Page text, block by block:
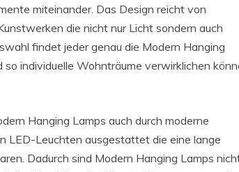
miteinander. Das Design reicht von
die nicht nur Licht sondern auch
findet jeder genau die Modern Hanging
individuelle Wohnträume verwirklichen
Hanging Lamps auch durch moderne
LED-Leuchten ausgestattet die eine lange
Dadurch sind Modern Hanging Lamps